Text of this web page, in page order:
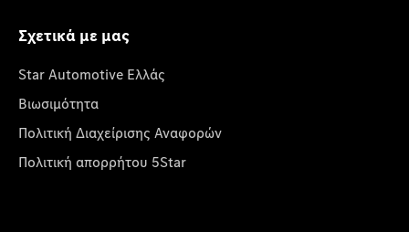
Σχετικά με μας
Star Automotive Ελλάς
Βιωσιμότητα
Πολιτική Διαχείρισης Αναφορών
Πολιτική απορρήτου 5Star